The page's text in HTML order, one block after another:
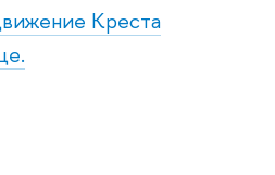
Креста